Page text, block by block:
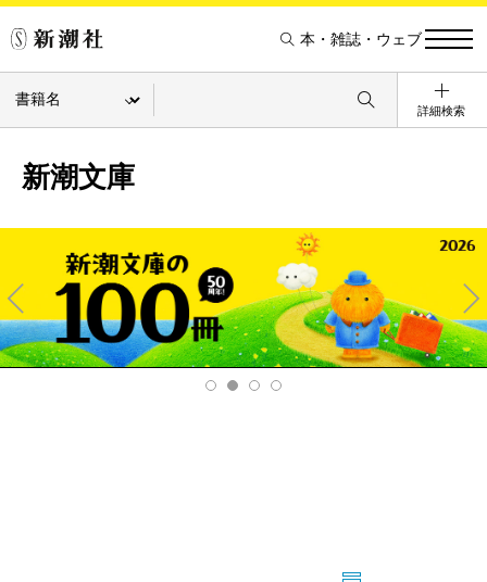
本・雑誌・ウェブ
詳細検索
新潮文庫
Pre
v
Ne
xt